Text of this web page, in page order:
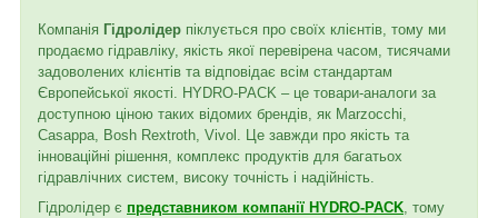
Компанія Гідролідер піклується про своїх клієнтів, тому ми
продаємо гідравліку, якість якої перевірена часом, тисячами
задоволених клієнтів та відповідає всім стандартам
Європейської якості. HYDRO-PACK – це товари-аналоги за
доступною ціною таких відомих брендів, як Marzocchi,
Casappa, Bosh Rextroth, Vivol. Це завжди про якість та
інноваційні рішення, комплекс продуктів для багатьох
гідравлічних систем, високу точність і надійність.
Гідролідер є представником компанії HYDRO-PACK, тому